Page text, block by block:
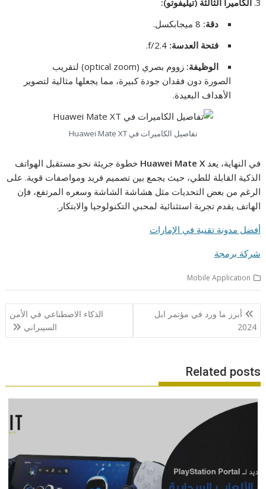
الكاميرا الثالثة (تيليفوتو):
دقة:
فتحة العدسة:
f/2.4.
الوظيفة:
زووم بصري (optical zoom) لتقريب
الصورة دون فقدان جودة كبيرة، مما يجعلها مثالية لتصوير
الأهداف البعيدة.
تفاصيل الكاميرات في Huawei Mate XT
في النهاية، يعدHuawei Mate X خطوة جريئة نحو مستقبل الهواتف
الذكية القابلة للطي، حيث يجمع بين تصميم فريد ومواصفات قوية. على
الرغم من بعض التحديات مثل هشاشة الشاشة وسعره المرتفع، فإن
الهاتف يقدم تجربة استثنائية لمحبي التكنولوجيا والابتكار.
أفضل مدونة تقنية في الإمارات
شركة برمجة
Mobile Application
تصفّح
المقالات
أبرز ما ورد في مؤتمر ابل
2024
الذكاء الاصطناعي في الأمن
السيبراني
Related posts